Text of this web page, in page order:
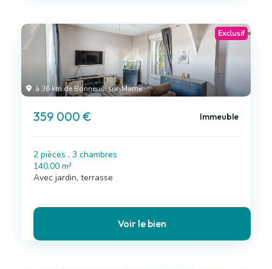
à 36 km de Bonneuil-sur-Marne
Exclusif
359 000 € Immeuble
2 pièces , 3 chambres
140.00 m²
Avec jardin, terrasse
Voir le bien